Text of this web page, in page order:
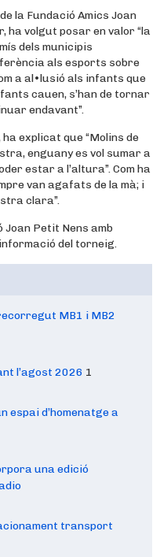
la Fundació Amics Joan
ha volgut posar en valor “la
dels municipis
als esports sobre
a al•lusió als infants que
cauen, s’han de tornar
endavant”.
ha explicat que “Molins de
enguany es vol sumar a
estar a l’altura”. Com ha
van agafats de la mà; i
clara”.
Joan Petit Nens amb
del torneig.
MB1 i MB2
l’agost 2026 1
espai d’homenatge a
una edició
transport